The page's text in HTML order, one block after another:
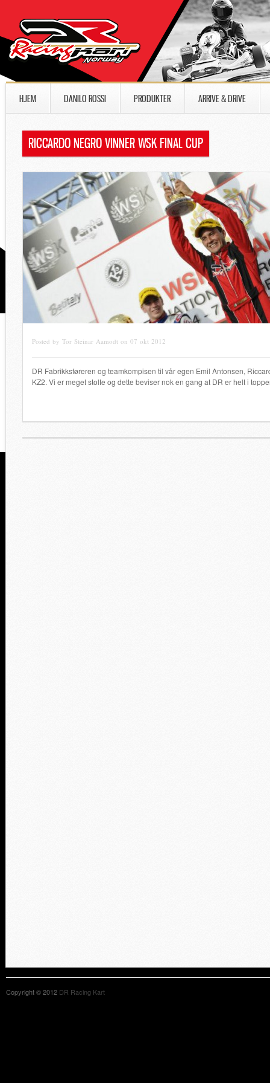
HJEM DANILO ROSSI PRODUKTER ARRIVE & DRIVE
RICCARDO NEGRO VINNER WSK FINAL CUP
Posted by Tor Steinar Aamodt on 07 okt 2012
DR Fabrikksføreren og teamkompisen til vår egen Emil Antonsen,
KZ2. Vi er meget stolte og dette beviser nok en gang at DR er helt i
Copyright © 2012 DR Racing Kart